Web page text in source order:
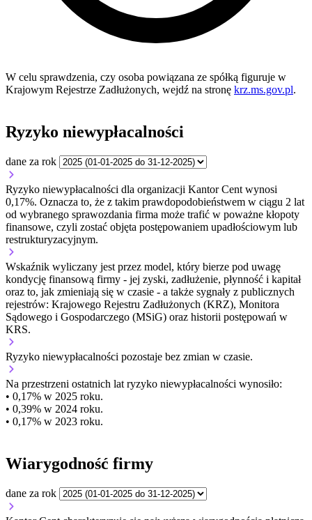
W celu sprawdzenia, czy osoba powiązana ze spółką figuruje w
Krajowym Rejestrze Zadłużonych, wejdź na stronę krz.ms.gov.pl.
Ryzyko niewypłacalności
dane za rok
Ryzyko niewypłacalności dla organizacji Kantor Cent wynosi
0,17%. Oznacza to, że z takim prawdopodobieństwem w ciągu 2 lat
od wybranego sprawozdania firma może trafić w poważne kłopoty
finansowe, czyli zostać objęta postępowaniem upadłościowym lub
restrukturyzacyjnym.
Wskaźnik wyliczany jest przez model, który bierze pod uwagę
kondycję finansową firmy - jej zyski, zadłużenie, płynność i kapitał
oraz to, jak zmieniają się w czasie - a także sygnały z publicznych
rejestrów: Krajowego Rejestru Zadłużonych (KRZ), Monitora
Sądowego i Gospodarczego (MSiG) oraz historii postępowań w
KRS.
Ryzyko niewypłacalności pozostaje bez zmian w czasie.
Na przestrzeni ostatnich lat ryzyko niewypłacalności wynosiło:
• 0,17% w 2025 roku.
• 0,39% w 2024 roku.
• 0,17% w 2023 roku.
Wiarygodność firmy
dane za rok